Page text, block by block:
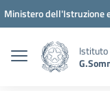
Vai ai contenuti
Vai al menu di
Vai al footer
Ministero dell'Istruzione
Istituto